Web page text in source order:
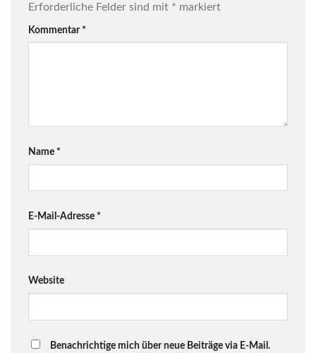
Erforderliche Felder sind mit * markiert
Kommentar *
Name *
E-Mail-Adresse *
Website
Benachrichtige mich über neue Beiträge via E-Mail.